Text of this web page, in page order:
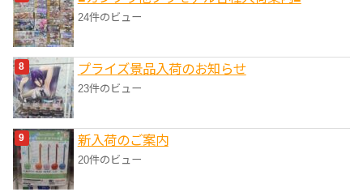
24件のビュー
プライズ景品入荷のお知らせ
23件のビュー
新入荷のご案内
20件のビュー